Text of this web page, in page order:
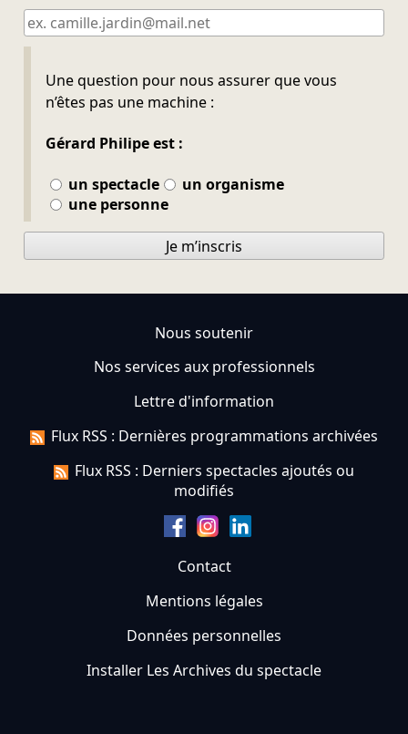
Une question pour nous assurer que vous
n’êtes pas une machine :
Gérard Philipe est :
un spectacle
un organisme
une personne
Ne pas remplir
Je m’inscris
Nous soutenir
Nos services aux professionnels
Lettre d'information
Flux RSS : Dernières programmations archivées
Flux RSS : Derniers spectacles ajoutés ou
modifiés
Contact
Mentions légales
Données personnelles
Installer Les Archives du spectacle